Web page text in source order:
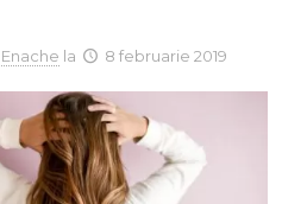
la 8 februarie 2019